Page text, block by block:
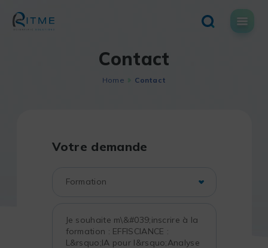
content
Contact
Home Contact
Votre demande